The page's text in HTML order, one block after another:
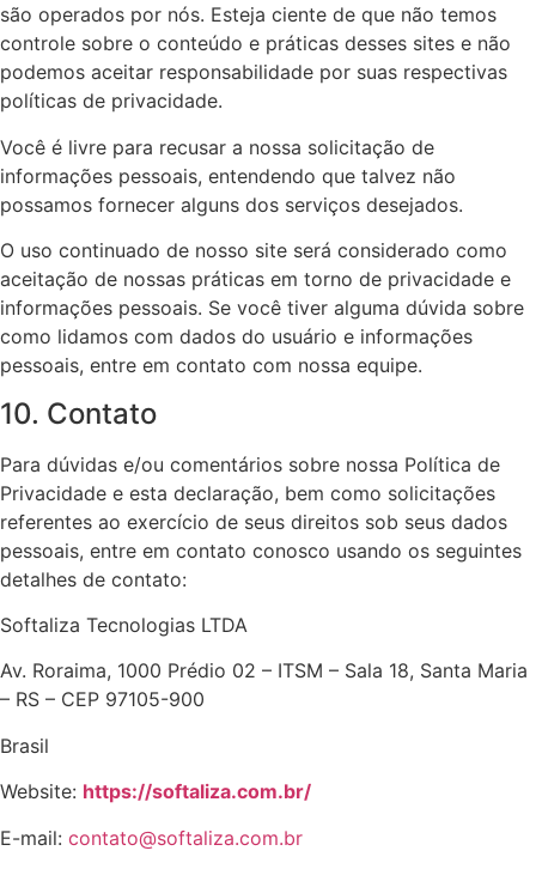
são operados por nós. Esteja ciente de que não temos
controle sobre o conteúdo e práticas desses sites e não
podemos aceitar responsabilidade por suas respectivas
políticas de privacidade.
Você é livre para recusar a nossa solicitação de
informações pessoais, entendendo que talvez não
possamos fornecer alguns dos serviços desejados.
O uso continuado de nosso site será considerado como
aceitação de nossas práticas em torno de privacidade e
informações pessoais. Se você tiver alguma dúvida sobre
como lidamos com dados do usuário e informações
pessoais, entre em contato com nossa equipe.
10. Contato
Para dúvidas e/ou comentários sobre nossa Política de
Privacidade e esta declaração, bem como solicitações
referentes ao exercício de seus direitos sob seus dados
pessoais, entre em contato conosco usando os seguintes
detalhes de contato:
Softaliza Tecnologias LTDA
Av. Roraima, 1000 Prédio 02 – ITSM – Sala 18, Santa Maria
– RS – CEP 97105-900
Brasil
Website: https://softaliza.com.br/
E-mail: contato@softaliza.com.br